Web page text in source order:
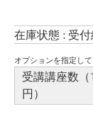
在庫状態 : 受付
オプションを指定して
受講講座数（
円）